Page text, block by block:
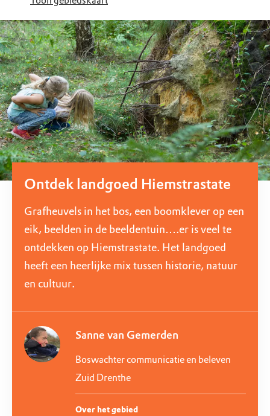
Ontdek landgoed Hiemstrastate
Grafheuvels in het bos, een boomklever op een
eik, beelden in de beeldentuin….er is veel te
ontdekken op Hiemstrastate. Het landgoed
heeft een heerlijke mix tussen historie, natuur
en cultuur.
Sanne van Gemerden
Boswachter communicatie en beleven
Zuid Drenthe
Over het gebied